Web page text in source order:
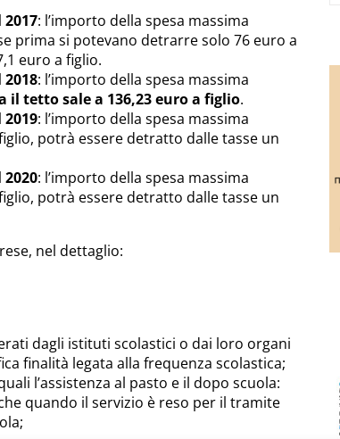
: l’importo della spesa massima
prima si potevano detrarre solo 76 euro a
euro a figlio.
: l’importo della spesa massima
il tetto sale a 136,23 euro a figlio.
: l’importo della spesa massima
potrà essere detratto dalle tasse un
: l’importo della spesa massima
potrà essere detratto dalle tasse un
nel dettaglio:
dagli istituti scolastici o dai loro organi
finalità legata alla frequenza scolastica;
l’assistenza al pasto e il dopo scuola:
quando il servizio è reso per il tramite